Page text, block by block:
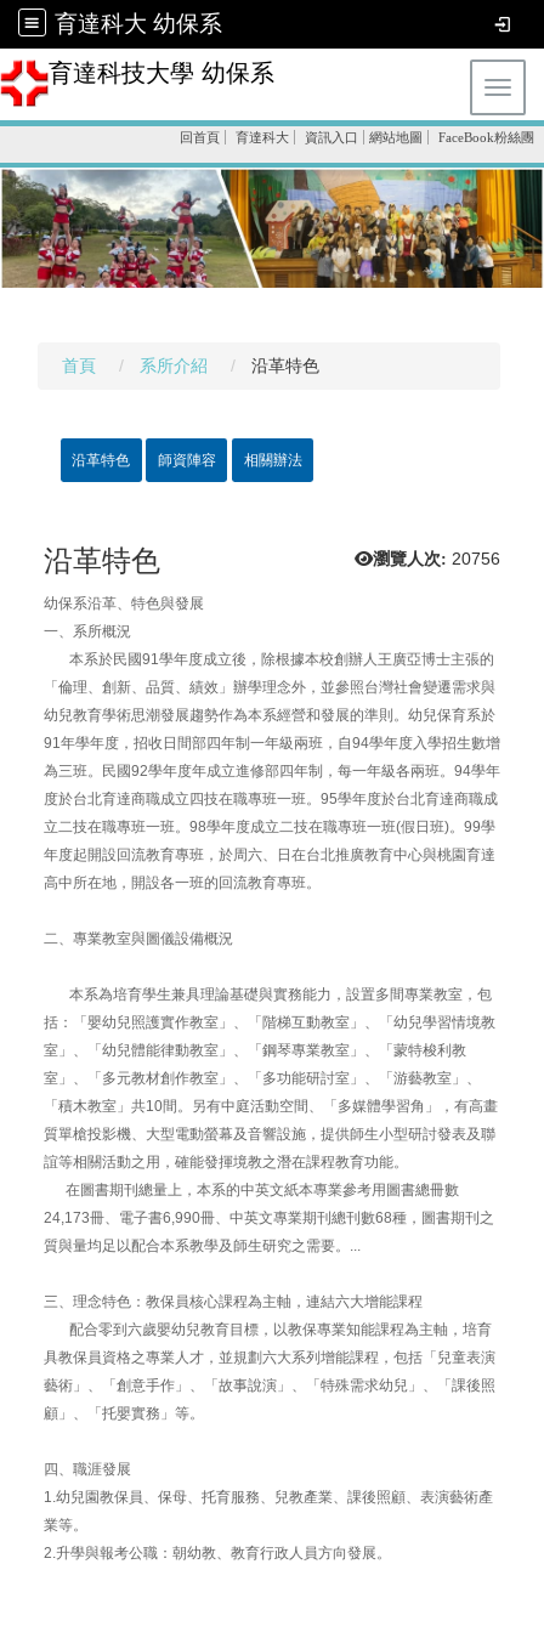
育達科大 幼保系
育達科技大學 幼保系
回首頁 育達科大 資訊入口 網站地圖 FaceBook粉絲團
首頁 系所介紹 沿革特色
沿革特色 師資陣容 相關辦法
瀏覽人次: 20756
沿革特色
幼保系沿革、特色與發展
一、系所概況
本系於民國91學年度成立後，除根據本校創辦人王廣亞博士主張的
「倫理、創新、品質、績效」辦學理念外，並參照台灣社會變遷需求與
幼兒教育學術思潮發展趨勢作為本系經營和發展的準則。幼兒保育系於
91年學年度，招收日間部四年制一年級兩班，自94學年度入學招生數增
為三班。民國92學年度年成立進修部四年制，每一年級各兩班。94學年
度於台北育達商職成立四技在職專班一班。95學年度於台北育達商職成
立二技在職專班一班。98學年度成立二技在職專班一班(假日班)。99學
年度起開設回流教育專班，於周六、日在台北推廣教育中心與桃園育達
高中所在地，開設各一班的回流教育專班。
二、專業教室與圖儀設備概況
本系為培育學生兼具理論基礎與實務能力，設置多間專業教室，包
括：「嬰幼兒照護實作教室」、「階梯互動教室」、「幼兒學習情境教
室」、「幼兒體能律動教室」、「鋼琴專業教室」、「蒙特梭利教
室」、「多元教材創作教室」、「多功能研討室」、「游藝教室」、
「積木教室」共10間。另有中庭活動空間、「多媒體學習角」，有高畫
質單槍投影機、大型電動螢幕及音響設施，提供師生小型研討發表及聯
誼等相關活動之用，確能發揮境教之潛在課程教育功能。
在圖書期刊總量上，本系的中英文紙本專業參考用圖書總冊數
24,173冊、電子書6,990冊、中英文專業期刊總刊數68種，圖書期刊之
質與量均足以配合本系教學及師生研究之需要。...
三、理念特色：教保員核心課程為主軸，連結六大增能課程
配合零到六歲嬰幼兒教育目標，以教保專業知能課程為主軸，培育
具教保員資格之專業人才，並規劃六大系列增能課程，包括「兒童表演
藝術」、「創意手作」、「故事說演」、「特殊需求幼兒」、「課後照
顧」、「托嬰實務」等。
四、職涯發展
1.幼兒園教保員、保母、托育服務、兒教產業、課後照顧、表演藝術產
業等。
2.升學與報考公職：朝幼教、教育行政人員方向發展。